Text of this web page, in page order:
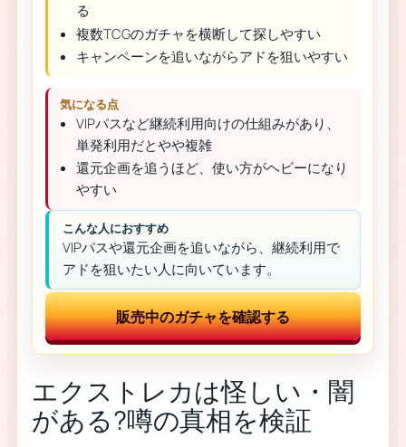
る
複数TCGのガチャを横断して探しやすい
キャンペーンを追いながらアドを狙いやすい
気になる点
VIPパスなど継続利用向けの仕組みがあり、
単発利用だとやや複雑
還元企画を追うほど、使い方がヘビーになり
やすい
こんな人におすすめ
VIPパスや還元企画を追いながら、継続利用で
アドを狙いたい人に向いています。
販売中のガチャを確認する
エクストレカは怪しい・闇
がある?噂の真相を検証